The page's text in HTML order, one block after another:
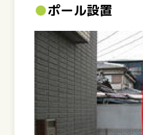
●ポール設置